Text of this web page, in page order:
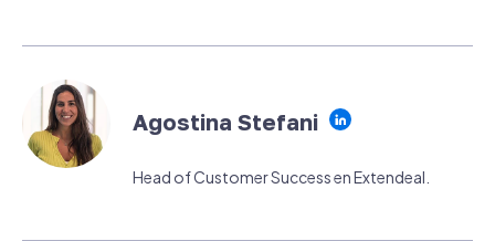
Agostina Stefani
Head of Customer Success en Extendeal.